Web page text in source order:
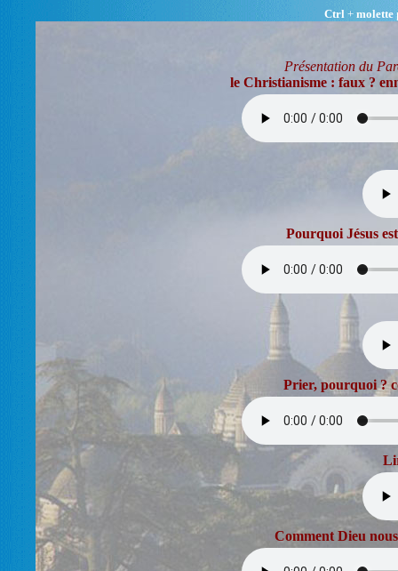
Ctrl+ molette
Présentation du
le Christianisme : faux ?
Pourquoi Jésus
Prier, pourquoi ?
Comment Dieu